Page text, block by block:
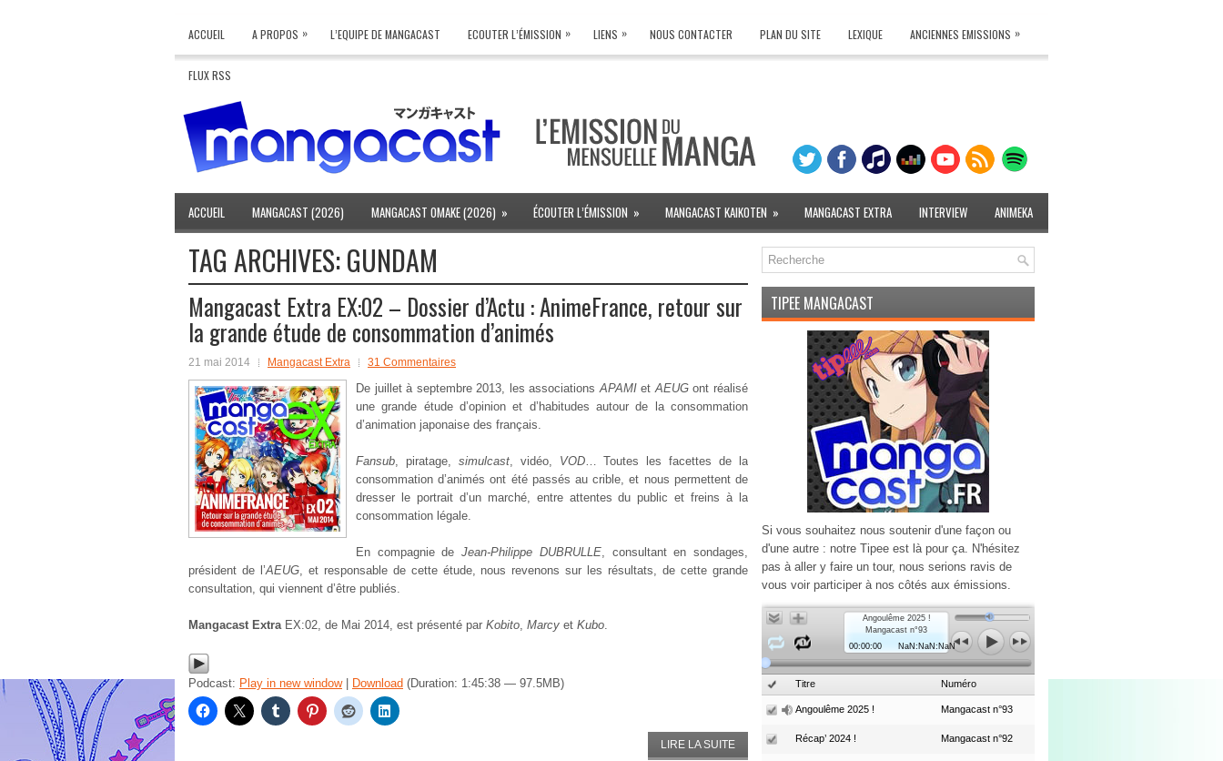
ACCUEIL A PROPOS » L’EQUIPE DE MANGACAST ECOUTER L’ÉMISSION » LIENS » NOUS CONTACTER PLAN DU SITE LEXIQUE ANCIENNES EMISSIONS »
FLUX RSS
ACCUEIL MANGACAST (2026) MANGACAST OMAKE (2026) » ÉCOUTER L’ÉMISSION » MANGACAST KAIKOTEN » MANGACAST EXTRA INTERVIEW ANIMEKA
TAG ARCHIVES:GUNDAM
Mangacast Extra EX:02 – Dossier d’Actu : AnimeFrance, retour sur
la grande étude de consommation d’animés
21 mai 2014 Mangacast Extra 31 Commentaires
De juillet à septembre 2013, les associationsAPAMIetAEUGont réalisé
une grande étude d’opinion et d’habitudes autour de la consommation
d’animation japonaise des français.
Fansub, piratage, simulcast, vidéo, VOD… Toutes les facettes de la
consommation d’animés ont été passés au crible, et nous permettent de
dresser le portrait d’un marché, entre attentes du public et freins à la
consommation légale.
En compagnie deJean-Philippe DUBRULLE, consultant en sondages,
président de l’AEUG, et responsable de cette étude, nous revenons sur les résultats, de cette grande
consultation, qui viennent d’être publiés.
Mangacast ExtraEX:02, de Mai 2014, est présenté par Kobito, Marcy et Kubo.
Podcast: Play in new window| Download (Duration: 1:45:38 — 97.5MB)
LIRE LA SUITE
TIPEE MANGACAST
Si vous souhaitez nous soutenir d'une façon ou
d'une autre : notre Tipee est là pour ça. N'hésitez
pas à aller y faire un tour, nous serions ravis de
vous voir participer à nos côtés aux émissions.
Angoulême 2025 !
Mangacast n°93
00:00:00
NaN:NaN:NaN
Titre Numéro
Angoulême 2025 ! Mangacast n°93
Récap’ 2024 ! Mangacast n°92